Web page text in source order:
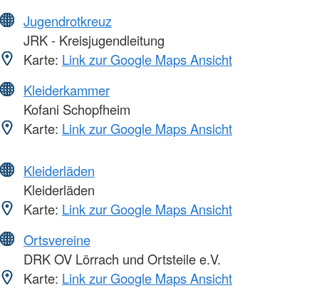
Jugendrotkreuz
JRK - Kreisjugendleitung
Karte: Link zur Google Maps Ansicht
Kleiderkammer
Kofani Schopfheim
Karte: Link zur Google Maps Ansicht
Kleiderläden
Kleiderläden
Karte: Link zur Google Maps Ansicht
Ortsvereine
DRK OV Lörrach und Ortsteile e.V.
Karte: Link zur Google Maps Ansicht